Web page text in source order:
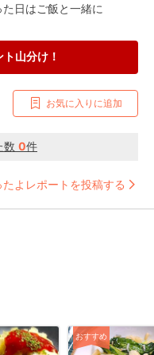
日はご飯と一緒に
山分け！
お気に入りに追加
数 0件
たよレポートを投稿する
おすすめ